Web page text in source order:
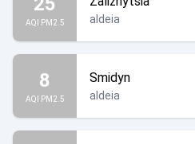
AQI PM2.5 aldeia
8
AQI PM2.5
Smidyn
aldeia